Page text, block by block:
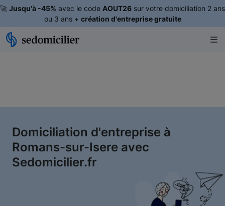
🚀 Jusqu'à -45% avec le code AOUT26 sur votre domiciliation 2 ans
ou 3 ans + création d'entreprise gratuite
Domiciliation d'entreprise à
Romans-sur-Isere avec
Sedomicilier.fr